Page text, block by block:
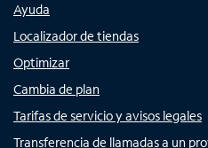
Ayuda
Localizador de tiendas
Optimizar
Cambia de plan
Tarifas de servicio y avisos legales
Transferencia de llamadas a un